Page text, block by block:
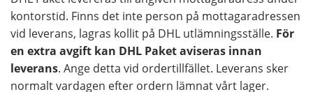
kontorstid. Finns det inte person på mottagaradressen
vid leverans, lagras kollit på DHL utlämningsställe. För
en extra avgift kan DHL Paket aviseras innan
leverans. Ange detta vid ordertillfället. Leverans sker
normalt vardagen efter ordern lämnat vårt lager.